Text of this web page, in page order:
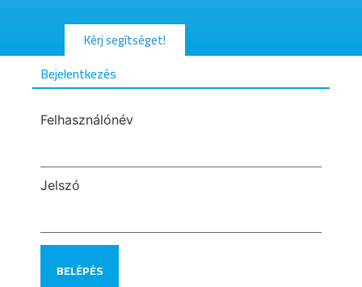
Kérj segítséget!
Bejelentkezés
Felhasználónév
Jelszó